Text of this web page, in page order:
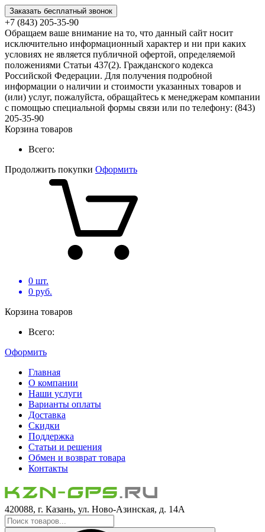
Заказать бесплатный звонок
+7 (843) 205-35-90
Обращаем ваше внимание на то, что данный сайт носит
исключительно информационный характер и ни при каких
условиях не является публичной офертой, определяемой
положениями Статьи 437(2). Гражданского кодекса
Российской Федерации. Для получения подробной
информации о наличии и стоимости указанных товаров и
(или) услуг, пожалуйста, обращайтесь к менеджерам компании
с помощью специальной формы связи или по телефону: (843)
205-35-90
Корзина товаров
Всего:
Продолжить покупки Оформить
0 шт.
0 руб.
Корзина товаров
Всего:
Оформить
Главная
О компании
Наши услуги
Варианты оплаты
Доставка
Скидки
Поддержка
Статьи и решения
Обмен и возврат товара
Контакты
420088, г. Казань, ул. Ново-Азинская, д. 14А